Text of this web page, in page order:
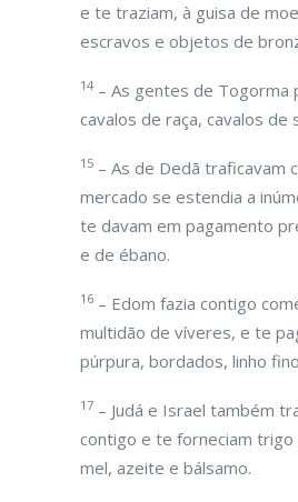
e te traziam, à guisa de
escravos e objetos de
14 – As gentes de Togorma
cavalos de raça, cavalos de
15 – As de Dedã traficavam
mercado se estendia a
te davam em pagamento
e de ébano.
16 – Edom fazia contigo
multidão de víveres, e te
púrpura, bordados, linho
17 – Judá e Israel também
contigo e te forneciam trigo
mel, azeite e bálsamo.